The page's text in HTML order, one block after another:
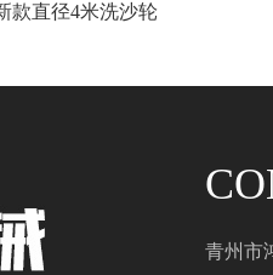
款直径4米洗沙轮
青州市